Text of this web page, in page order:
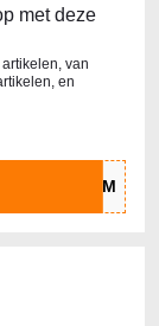
met deze
van
en